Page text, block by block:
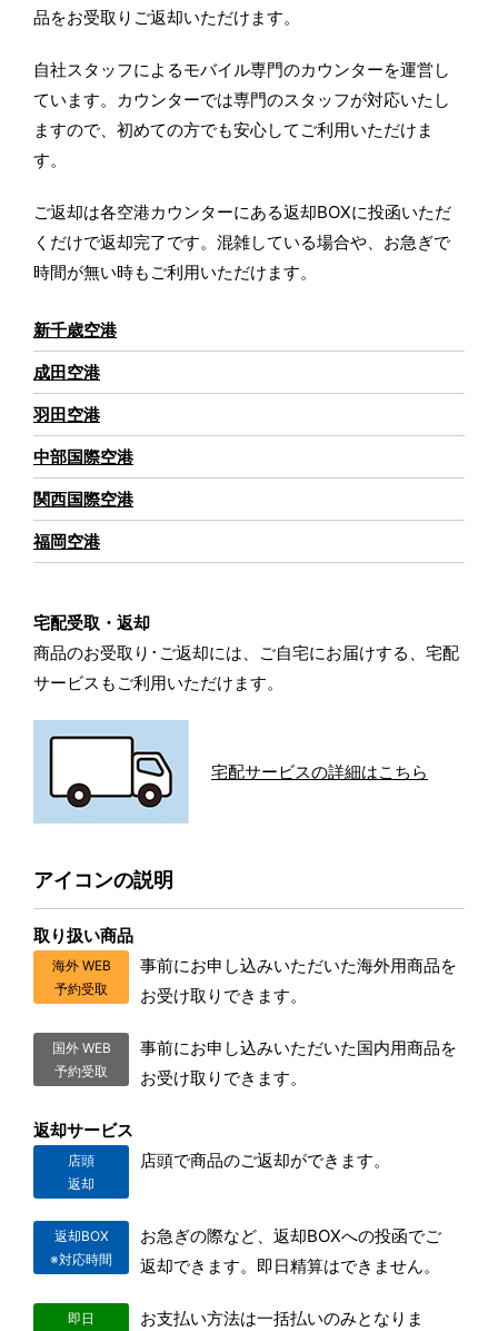
品をお受取りご返却いただけます。
自社スタッフによるモバイル専門のカウンターを運営し
ています。カウンターでは専門のスタッフが対応いたし
ますので、初めての方でも安心してご利用いただけま
す。
ご返却は各空港カウンターにある返却BOXに投函いただ
くだけで返却完了です。混雑している場合や、お急ぎで
時間が無い時もご利用いただけます。
新千歳空港
成田空港
羽田空港
中部国際空港
関西国際空港
福岡空港
宅配受取・返却
商品のお受取り･ご返却には、ご自宅にお届けする、宅配
サービスもご利用いただけます。
宅配サービスの詳細はこちら
アイコンの説明
取り扱い商品
海外 WEB
予約受取
事前にお申し込みいただいた海外用商品を
お受け取りできます。
国外 WEB
予約受取
事前にお申し込みいただいた国内用商品を
お受け取りできます。
返却サービス
店頭
返却
店頭で商品のご返却ができます。
返却BOX
※対応時間
お急ぎの際など、返却BOXへの投函でご
返却できます。即日精算はできません。
即日
お支払い方法は一括払いのみとなりま